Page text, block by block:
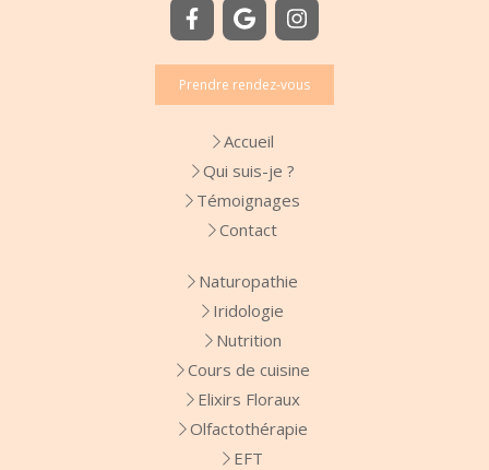
Prendre rendez-vous
Accueil
Qui suis-je ?
Témoignages
Contact
Naturopathie
Iridologie
Nutrition
Cours de cuisine
Elixirs Floraux
Olfactothérapie
EFT